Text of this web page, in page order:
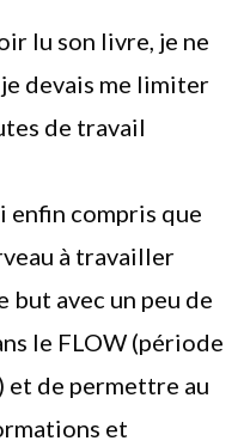
lu son livre, je ne
devais me limiter
de travail
enfin compris que
à travailler
but avec un peu de
le FLOW (période
de permettre au
et